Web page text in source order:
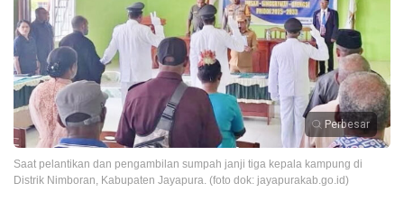
Perbesar
Saat pelantikan dan pengambilan sumpah janji tiga kepala kampung di
Distrik Nimboran, Kabupaten Jayapura. (foto dok: jayapurakab.go.id)